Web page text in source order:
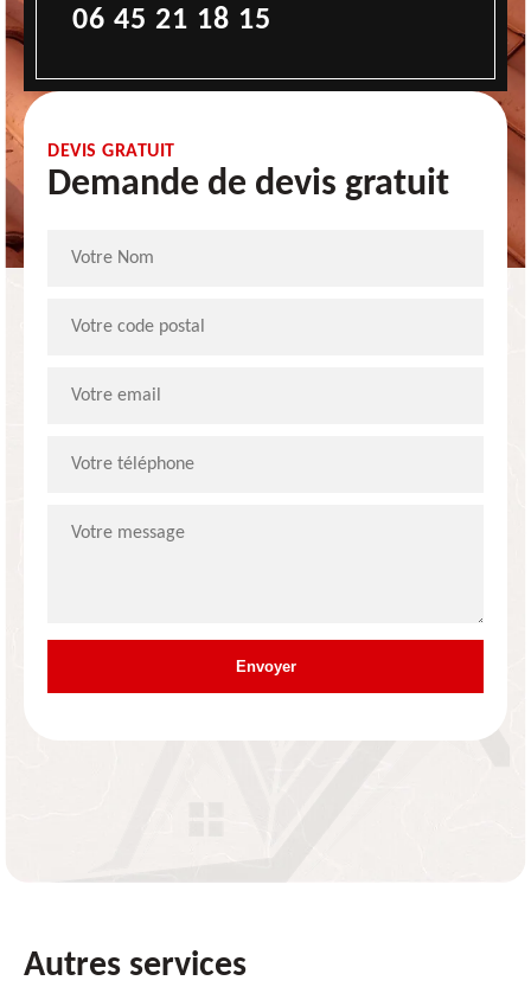
06 45 21 18 15
DEVIS GRATUIT
Demande de devis gratuit
Autres services